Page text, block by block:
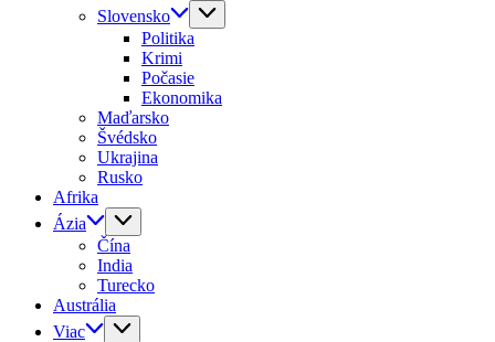
Slovensko
Politika
Krimi
Počasie
Ekonomika
Maďarsko
Švédsko
Ukrajina
Rusko
Afrika
Ázia
Čína
India
Turecko
Austrália
Viac